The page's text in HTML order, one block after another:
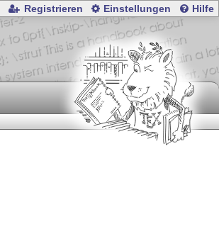
Registrieren Einstellungen Hilfe